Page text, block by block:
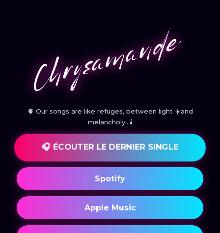
🫀 Our songs are like refuges, between light ☀️and
melancholy...🕯️
🎧 ÉCOUTER LE DERNIER SINGLE
Spotify
Apple Music